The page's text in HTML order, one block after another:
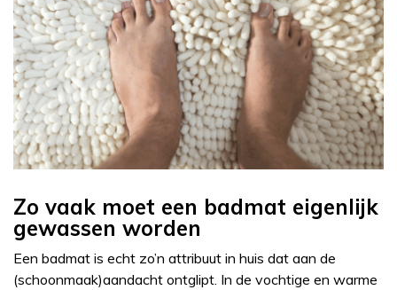
Zo vaak moet een badmat eigenlijk
gewassen worden
Een badmat is echt zo’n attribuut in huis dat aan de
(schoonmaak)aandacht ontglipt. In de vochtige en warme